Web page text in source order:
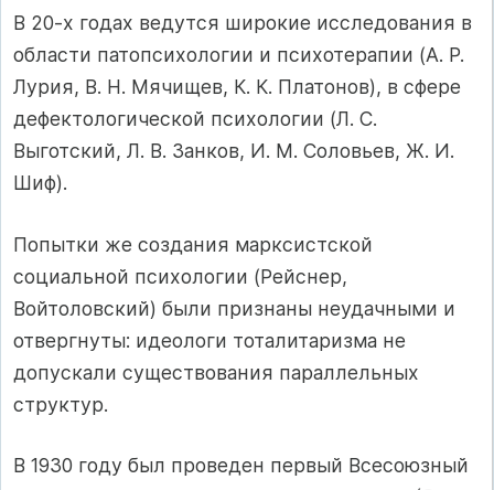
В 20-х годах ведутся широкие исследования в
области патопсихологии и психотерапии (А. Р.
Лурия, В. Н. Мячищев, К. К. Платонов), в сфере
дефектологической психологии (Л. С.
Выготский, Л. В. Занков, И. М. Соловьев, Ж. И.
Шиф).
Попытки же создания марксистской
социальной психологии (Рейснер,
Войтоловский) были признаны неудачными и
отвергнуты: идеологи тоталитаризма не
допускали существования параллельных
структур.
В 1930 году был проведен первый Всесоюзный